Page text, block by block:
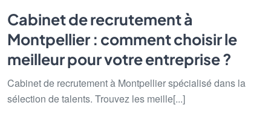
Cabinet de recrutement à
Montpellier : comment choisir le
meilleur pour votre entreprise ?
Cabinet de recrutement à Montpellier spécialisé dans la
sélection de talents. Trouvez les meille[...]